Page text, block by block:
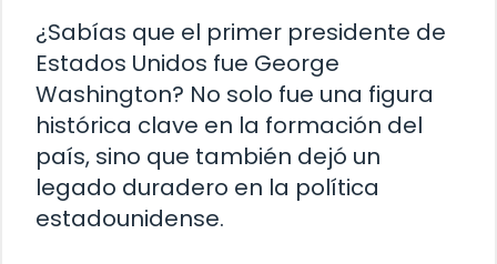
¿Sabías que el primer presidente de
Estados Unidos fue George
Washington? No solo fue una figura
histórica clave en la formación del
país, sino que también dejó un
legado duradero en la política
estadounidense.